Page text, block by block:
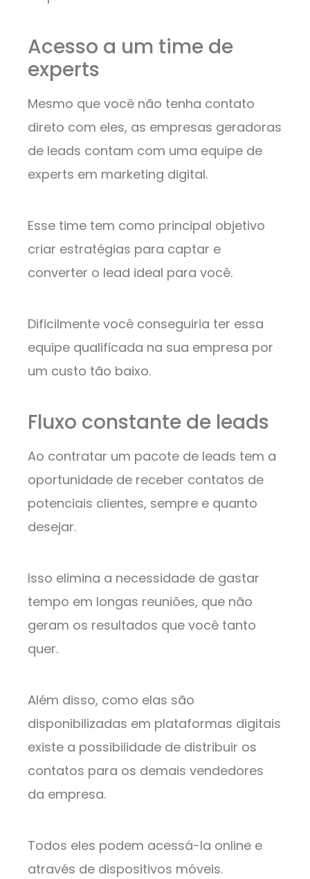
Acesso a um time de
experts
Mesmo que você não tenha contato
direto com eles, as empresas geradoras
de leads contam com uma equipe de
experts em marketing digital.
Esse time tem como principal objetivo
criar estratégias para captar e
converter o lead ideal para você.
Dificilmente você conseguiria ter essa
equipe qualificada na sua empresa por
um custo tão baixo.
Fluxo constante de leads
Ao contratar um pacote de leads tem a
oportunidade de receber contatos de
potenciais clientes, sempre e quanto
desejar.
Isso elimina a necessidade de gastar
tempo em longas reuniões, que não
geram os resultados que você tanto
quer.
Além disso, como elas são
disponibilizadas em plataformas digitais
existe a possibilidade de distribuir os
contatos para os demais vendedores
da empresa.
Todos eles podem acessá-la online e
através de dispositivos móveis.